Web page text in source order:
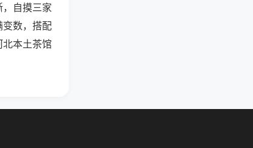
自摸三家
变数，搭配
本土茶馆